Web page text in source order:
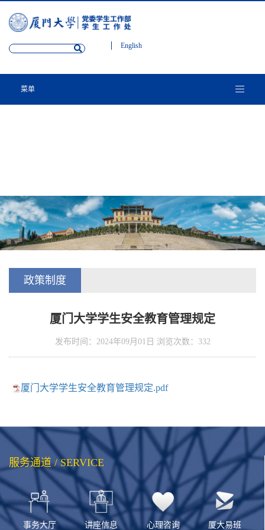
English
菜单
政策制度
厦门大学学生安全教育管理规定
发布时间：2024年09月01日 浏览次数： 332
厦门大学学生安全教育管理规定.pdf
服务通道 / SERVICE
事务大厅 讲座信息 心理咨询 厦大易班